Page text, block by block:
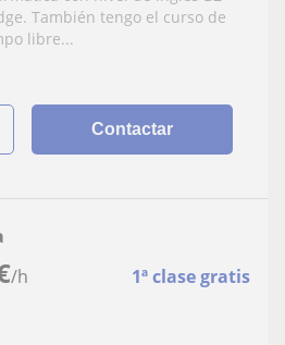
También tengo el curso de
libre...
Contactar
/h 1ª clase gratis